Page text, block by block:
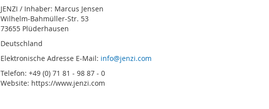
JENZI / Inhaber: Marcus Jensen
Wilhelm-Bahmüller-Str. 53
73655 Plüderhausen
Deutschland
Elektronische Adresse E-Mail: info@jenzi.com
Telefon: +49 (0) 71 81 - 98 87 - 0
Website: https://www.jenzi.com